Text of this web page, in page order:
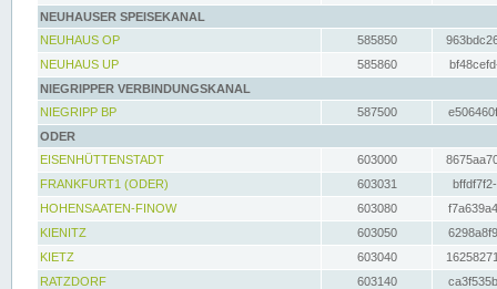
NEUHAUSER SPEISEKANAL
NEUHAUS OP
585850
NEUHAUS UP
585860
NIEGRIPPER VERBINDUNGSKANAL
NIEGRIPP BP
587500
ODER
EISENHÜTTENSTADT
603000
FRANKFURT1 (ODER)
603031
HOHENSAATEN-FINOW
603080
KIENITZ
603050
KIETZ
603040
RATZDORF
603140